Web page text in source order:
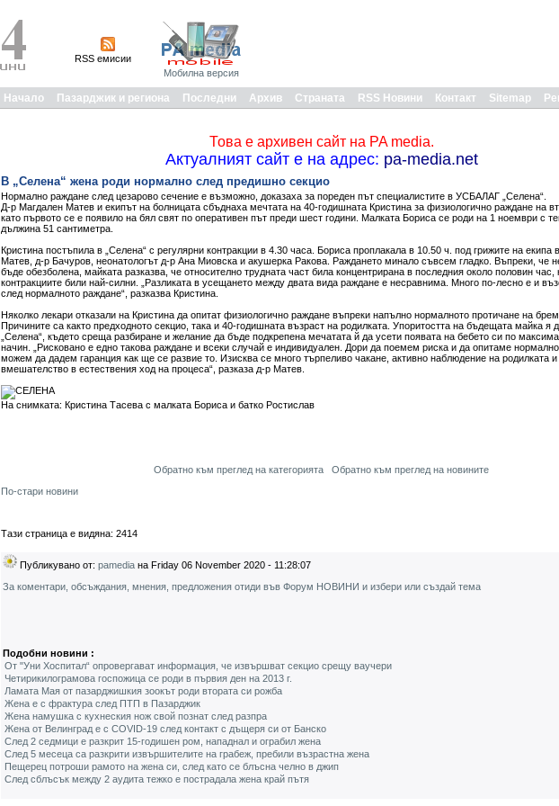
RSS емисии
Мобилна версия
Начало Пазарджик и региона Последни Архив Страната RSS Новини Контакт Sitemap
Това е архивен сайт на PA media.
Актуалният сайт е на адрес: pa-media.net
В „Селена“ жена роди нормално след предишно секцио
Нормално раждане след цезарово сечение е възможно, доказаха за пореден път специалистите в УСБАЛАГ „Селена“.
Д-р Магдален Матев и екипът на болницата сбъднаха мечтата на 40-годишната Кристина за физиологично раждане на
като първото се е появило на бял свят по оперативен път преди шест години. Малката Бориса се роди на 1 ноември с
дължина 51 сантиметра.
Кристина постъпила в „Селена“ с регулярни контракции в 4.30 часа. Бориса проплакала в 10.50 ч. под грижите на екипа
Матев, д-р Бачуров, неонатологът д-р Ана Миовска и акушерка Ракова. Раждането минало съвсем гладко. Въпреки, че
бъде обезболена, майката разказва, че относително трудната част била концентрирана в последния около половин час,
контракциите били най-силни. „Разликата в усещането между двата вида раждане е несравнима. Много по-лесно е и
след нормалното раждане“, разказва Кристина.
Няколко лекари отказали на Кристина да опитат физиологично раждане въпреки напълно нормалното протичане на
Причините са както предходното секцио, така и 40-годишната възраст на родилката. Упоритостта на бъдещата майка я
„Селена“, където среща разбиране и желание да бъде подкрепена мечатата й да усети появата на бебето си по
начин. „Рисковано е едно такова раждане и всеки случай е индивидуален. Дори да поемем риска и да опитаме
можем да дадем гаранция как ще се развие то. Изисква се много търпеливо чакане, активно наблюдение на родилката
вмешателство в естествения ход на процеса“, разказа д-р Матев.
На снимката: Кристина Тасева с малката Бориса и батко Ростислав
Обратно към преглед на категорията
Обратно към преглед на новините
По-стари новини
Тази страница е видяна: 2414
Публикувано от: pamedia на Friday 06 November 2020 - 11:28:07
За коментари, обсъждания, мнения, предложения отиди във Форум НОВИНИ и избери или създай тема
Подобни новини :
От "Уни Хоспитал“ опровергават информация, че извършват секцио срещу ваучери
Четирикилограмова госпожица се роди в първия ден на 2013 г.
Ламата Мая от пазарджишкия зоокът роди втората си рожба
Жена е с фрактура след ПТП в Пазарджик
Жена намушка с кухнеския нож свой познат след разпра
Жена от Велинград е с COVID-19 след контакт с дъщеря си от Банско
След 2 седмици е разкрит 15-годишен ром, нападнал и ограбил жена
След 5 месеца са разкрити извършителите на грабеж, пребили възрастна жена
Пещерец потроши рамото на жена си, след като се блъсна челно в джип
След сблъсък между 2 аудита тежко е пострадала жена край пътя